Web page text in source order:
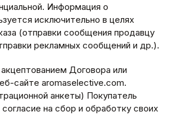
Информация о
исключительно в целях
(отправки сообщения продавцу
рекламных сообщений и др.).
Договора или
сайте aromaselective.com.
анкеты) Покупатель
на сбор и обработку своих